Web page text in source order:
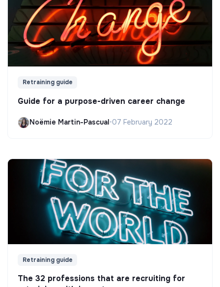
Retraining guide
Guide for a purpose-driven career change
Noëmie Martin-Pascual•07 February 2022
Retraining guide
The 32 professions that are recruiting for